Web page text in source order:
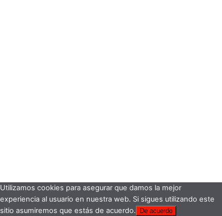
Utilizamos cookies para asegurar que damos la mejor
experiencia al usuario en nuestra web. Si sigues utilizando este
sitio asumiremos que estás de acuerdo.
De acuerdo